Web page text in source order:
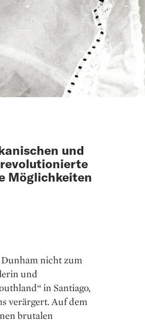
und
Möglichkeiten
nicht zum
und
in Santiago,
verärgert. Auf dem
brutalen